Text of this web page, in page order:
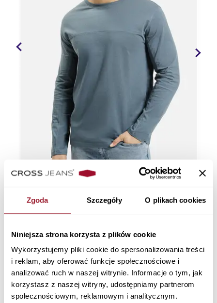
Zgoda Szczegóły O plikach cookies
Niniejsza strona korzysta z plików cookie
Wykorzystujemy pliki cookie do spersonalizowania treści
i reklam, aby oferować funkcje społecznościowe i
analizować ruch w naszej witrynie. Informacje o tym, jak
korzystasz z naszej witryny, udostępniamy partnerom
społecznościowym, reklamowym i analitycznym.
Materiał: 100% Bawełna
Kolor: PETROL
16034-462 PETROL
89,90 PLN
+ Zapytaj o rozmiar